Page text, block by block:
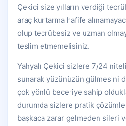
Çekici size yılların verdiği
araç kurtarma hafife
olup tecrübesiz ve uzman
teslim etmemelisiniz.
Yahyalı Çekici sizlere 7/24
sunarak yüzünüzün gülmesini
çok yönlü beceriye sahip
durumda sizlere pratik
başkaca zarar gelmeden sileri